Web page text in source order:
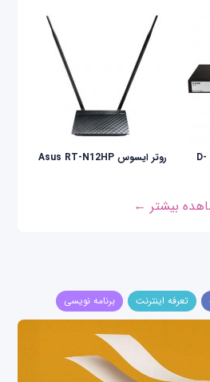
سوییچ 28 پورت دی لینک D-
روتر ایسوس Asus RT-N12HP
بیشتر ←
تعرفه اینترنت برنامه نویسی